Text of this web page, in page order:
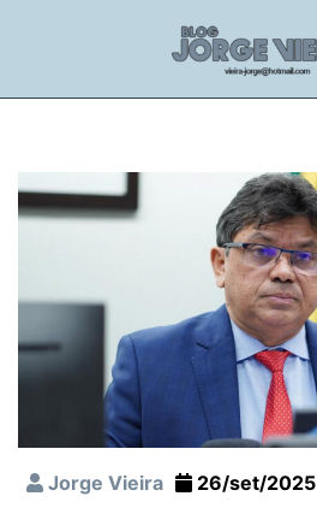
Jorge Vieira 26/set/2025